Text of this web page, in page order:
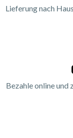
Lieferung nach
Bezahle online und